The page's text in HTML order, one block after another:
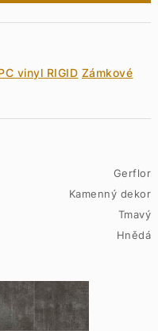
vinyl RIGID Zámkové
Gerflor
Kamenný dekor
Tmavý
Hnědá